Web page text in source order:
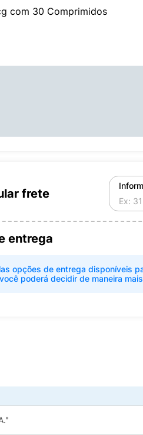
com 30 Comprimidos
frete
entrega
opções de entrega disponíveis
poderá decidir de maneira